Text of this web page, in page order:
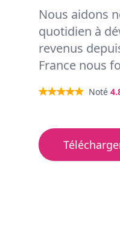
Nous aidons
quotidien à
revenus
France nous
Noté